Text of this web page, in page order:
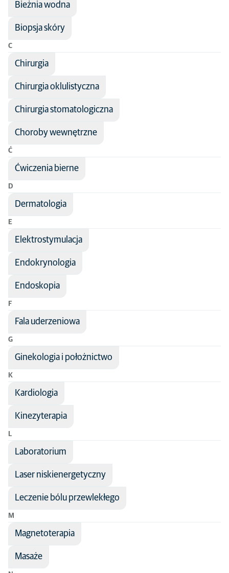
Bieżnia wodna
Biopsja skóry
C
Chirurgia
Chirurgia oklulistyczna
Chirurgia stomatologiczna
Choroby wewnętrzne
Ć
Ćwiczenia bierne
D
Dermatologia
E
Elektrostymulacja
Endokrynologia
Endoskopia
F
Fala uderzeniowa
G
Ginekologia i położnictwo
K
Kardiologia
Kinezyterapia
L
Laboratorium
Laser niskienergetyczny
Leczenie bólu przewlekłego
M
Magnetoterapia
Masaże